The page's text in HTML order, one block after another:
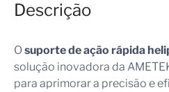
Descrição
O suporte de ação rápida
solução inovadora da
para aprimorar a precisão e